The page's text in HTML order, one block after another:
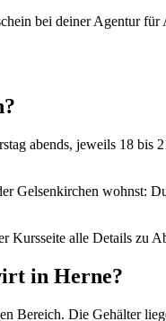
bei deiner Agentur
abends, jeweils 18
Gelsenkirchen wohnst:
Kursseite alle Details zu
in Herne?
Bereich. Die Gehälter